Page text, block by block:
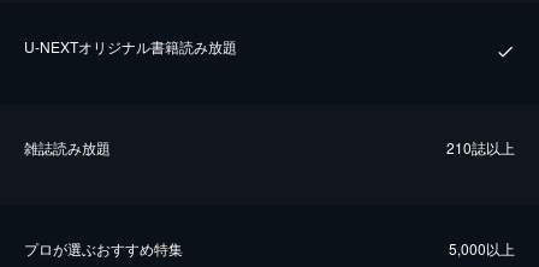
U-NEXTオリジナル書籍読み放題
雑誌読み放題 210誌以上
プロが選ぶおすすめ特集 5,000以上